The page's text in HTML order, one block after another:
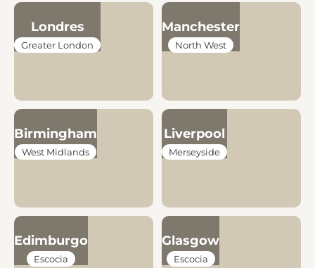
Londres
Greater London
Manchester
North West
Birmingham
West Midlands
Liverpool
Merseyside
Edimburgo
Escocia
Glasgow
Escocia